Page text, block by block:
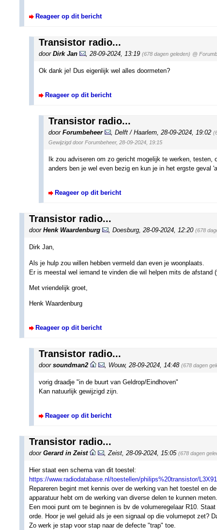
Reageer op dit bericht
Transistor radio...
door Dirk Jan , 28-09-2024, 13:19 (678 dagen geleden) @
Ok dank je! Dus eigenlijk wel alles doormeten?
Reageer op dit bericht
Transistor radio...
door Forumbeheer , Delft / Haarlem, 28-09-2024, 19:02
Gewijzigd door Forumbeheer, 28-09-2024, 19:15
Ik zou adviseren om zo gericht mogelijk te werken,
anders ben je wel even bezig en kun je in het ergste geval
Reageer op dit bericht
Transistor radio...
door Henk Waardenburg , Doesburg, 28-09-2024, 12:20 (678
Dirk Jan,
Als je hulp zou willen hebben vermeld dan even je woonplaats.
Er is meestal wel iemand te vinden die wil helpen mits de afstand
Met vriendelijk groet,
Henk Waardenburg
Reageer op dit bericht
Transistor radio...
door soundman2 Wouw, 28-09-2024, 14:48 (678 dagen
vorig draadje "in de buurt van Geldrop/Eindhoven"
Kan natuurlijk gewijzigd zijn.
Reageer op dit bericht
Transistor radio...
door Gerard in Zeist Zeist 28-09-2024, 15:05 (678 dagen
Hier staat een schema van dit toestel:
https://www.radiodatabase.nl/toestellen/philips%20transistor/
Repareren begint met kennis over de werking van het toestel en
apparatuur hebt om de werking van diverse delen te kunnen meten.
Een mooi punt om te beginnen is bv de volumeregelaar R10.
orde. Hoor je wel geluid als je een signaal op die volumepot zet?
Zo werk je stap voor stap naar de defecte "trap" toe.